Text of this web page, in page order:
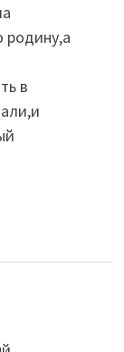
родину,а
в